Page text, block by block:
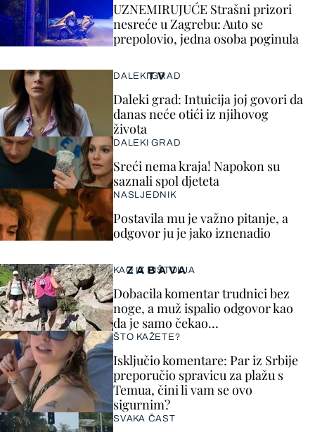
UZNEMIRUJUĆE Strašni prizori
nesreće u Zagrebu: Auto se
prepolovio, jedna osoba poginula
ZABAVA
KAO IZ PIŠTOLJA
Dobacila komentar trudnici bez
noge, a muž ispalio odgovor kao
da je samo čekao…
ŠTO KAŽETE?
Isključio komentare: Par iz Srbije
preporučio spravicu za plažu s
Temua, čini li vam se ovo
sigurnim?
SVAKA ČAST
TV
DALEKI GRAD
Daleki grad: Intuicija joj govori da
danas neće otići iz njihovog
života
DALEKI GRAD
Sreći nema kraja! Napokon su
saznali spol djeteta
NASLJEDNIK
Postavila mu je važno pitanje, a
odgovor ju je jako iznenadio